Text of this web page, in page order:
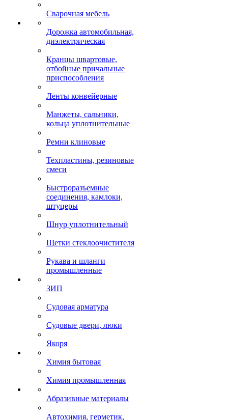
Сварочная мебель
Дорожка автомобильная,
диэлектрическая
Кранцы швартовые,
отбойные причальные
приспособления
Ленты конвейерные
Манжеты, сальники,
кольца уплотнительные
Ремни клиновые
Техпластины, резиновые
смеси
Быстроразъемные
соединения, камлоки,
штуцеры
Шнур уплотнительный
Щетки стеклоочистителя
Рукава и шланги
промышленные
ЗИП
Судовая арматура
Судовые двери, люки
Якоря
Химия бытовая
Химия промышленная
Абразивные материалы
Автохимия, герметик,